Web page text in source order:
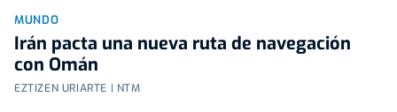
MUNDO
Irán pacta una nueva ruta de navegación
con Omán
EZTIZEN URIARTE | NTM